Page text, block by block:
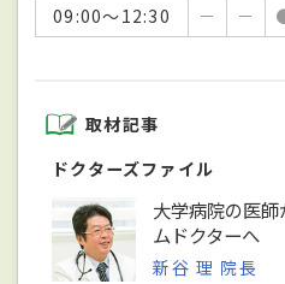
09:00～12:30
－ －
取材記事
ドクターズファイル
大学病院の医
ムドクターへ
新谷 理 院長